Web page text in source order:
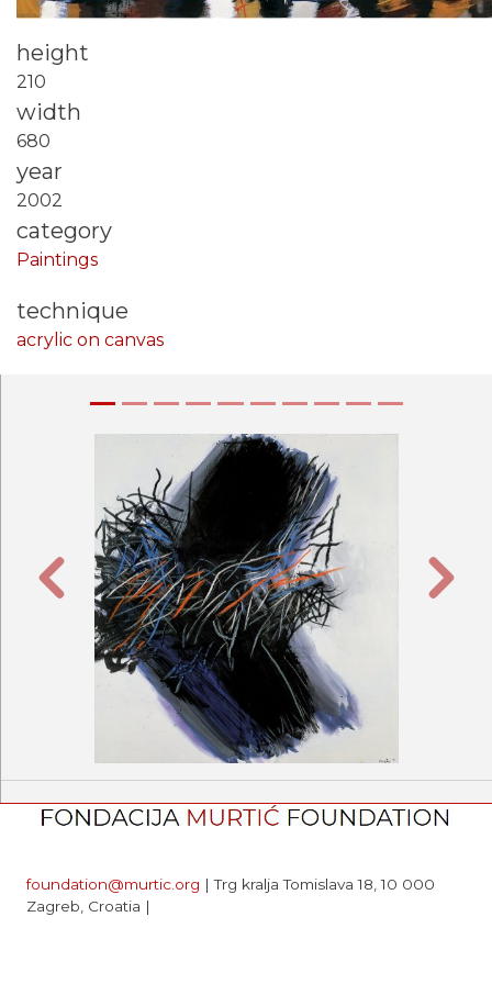
height
210
width
680
year
2002
category
Paintings
technique
acrylic on canvas
Previous Next
foundation@murtic.org | Trg kralja Tomislava 18, 10 000
Zagreb, Croatia |